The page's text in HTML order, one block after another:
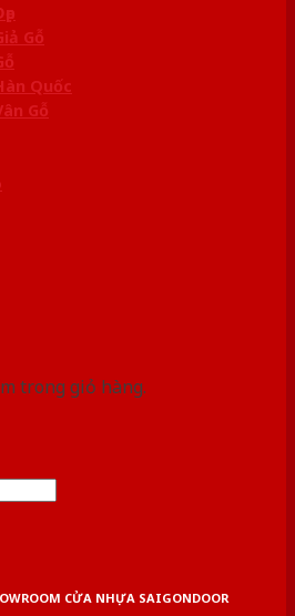
Gỗ
Quốc
Gỗ
trong giỏ hàng.
CỬA NHỰA SAIGONDOOR